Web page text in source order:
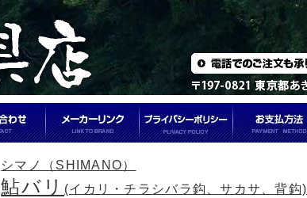
シマノ（SHIMANO）
鮎バリ (イカリ・チラシバラ鈎、サカサ、背鈎)